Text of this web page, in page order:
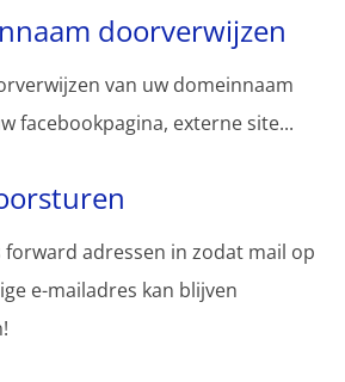
doorverwijzen
van uw domeinnaam
facebookpagina, externe site...
forward adressen in zodat mail op
e-mailadres kan blijven